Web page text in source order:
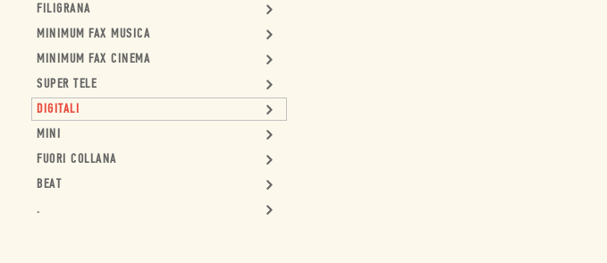
FILIGRANA
MINIMUM FAX MUSICA
MINIMUM FAX CINEMA
SUPER TELE
DIGITALI
MINI
FUORI COLLANA
BEAT
.